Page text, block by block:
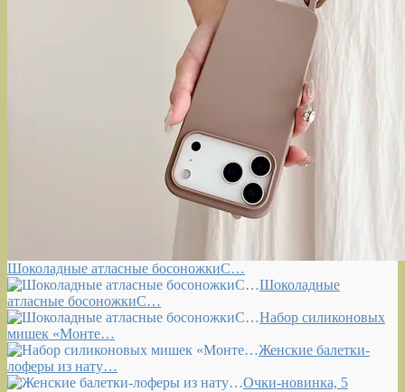
Шоколадные атласные босоножкиС…
Шоколадные
атласные босоножкиС…
Набор силиконовых
мишек «Монте…
Женские балетки-
лоферы из нату…
Очки-новинка, 5